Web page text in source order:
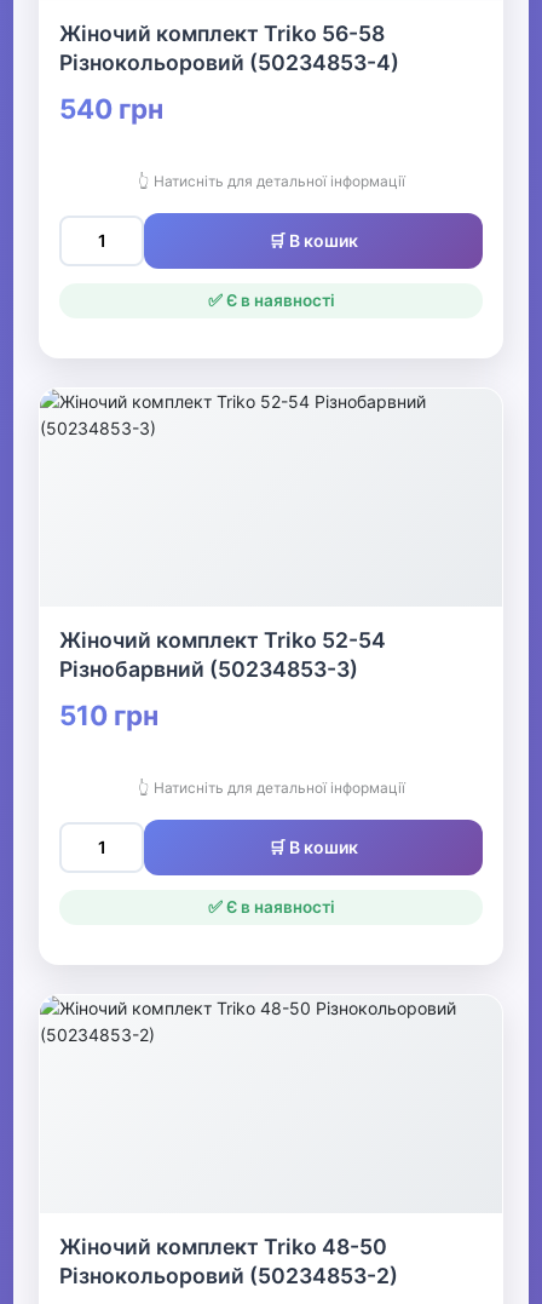
Жіночий комплект Triko 56-58
Різнокольоровий (50234853-4)
540 грн
👆 Натисніть для детальної інформації
🛒 В кошик
✅ Є в наявності
Жіночий комплект Triko 52-54
Різнобарвний (50234853-3)
510 грн
👆 Натисніть для детальної інформації
🛒 В кошик
✅ Є в наявності
Жіночий комплект Triko 48-50
Різнокольоровий (50234853-2)